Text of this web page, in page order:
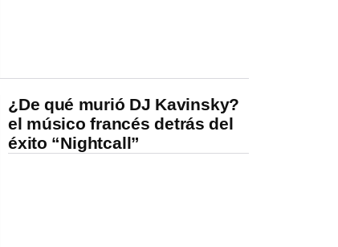
¿De qué murió DJ Kavinsky?
el músico francés detrás del
éxito “Nightcall”